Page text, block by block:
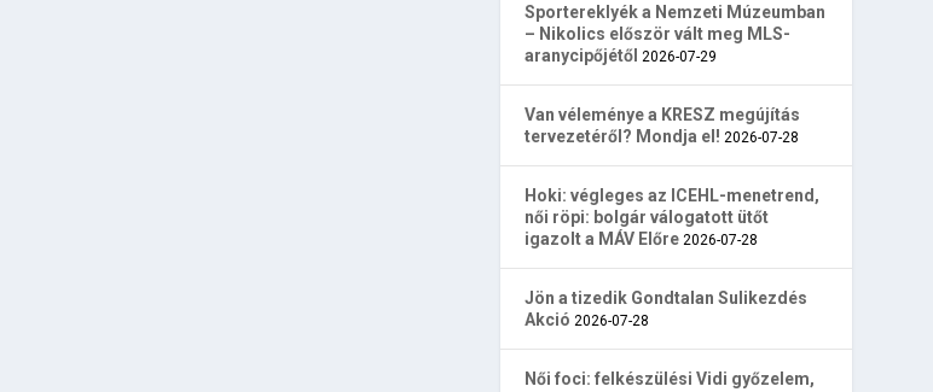
Sportereklyék a Nemzeti Múzeumban
– Nikolics először vált meg MLS-
aranycipőjétől 2026-07-29
Van véleménye a KRESZ megújítás
tervezetéről? Mondja el! 2026-07-28
Hoki: végleges az ICEHL-menetrend,
női röpi: bolgár válogatott ütőt
igazolt a MÁV Előre 2026-07-28
Jön a tizedik Gondtalan Sulikezdés
Akció 2026-07-28
Női foci: felkészülési Vidi győzelem,